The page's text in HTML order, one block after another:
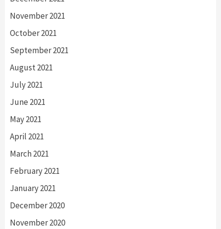
November 2021
October 2021
September 2021
August 2021
July 2021
June 2021
May 2021
April 2021
March 2021
February 2021
January 2021
December 2020
November 2020